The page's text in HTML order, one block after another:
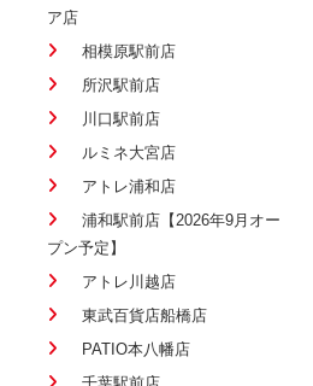
ア店
相模原駅前店
所沢駅前店
川口駅前店
ルミネ大宮店
アトレ浦和店
浦和駅前店【2026年9月オー
プン予定】
アトレ川越店
東武百貨店船橋店
PATIO本八幡店